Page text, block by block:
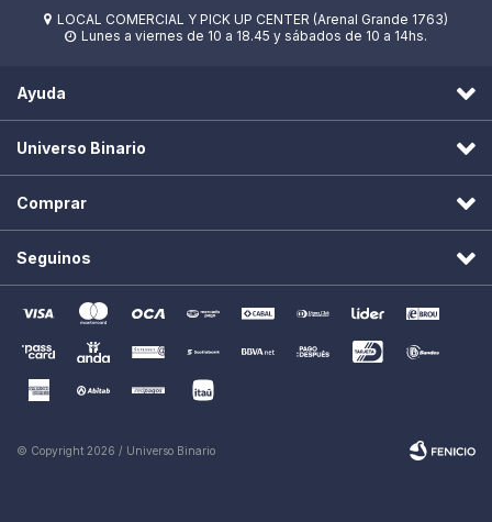
 LOCAL COMERCIAL Y PICK UP CENTER (Arenal Grande 1763)
 Lunes a viernes de 10 a 18.45 y sábados de 10 a 14hs.
Ayuda
Universo Binario
Comprar
Seguinos
© Copyright 2026 / Universo Binario